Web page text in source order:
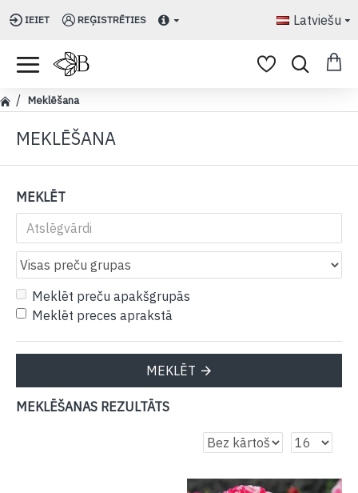
IEIET REĢISTRĒTIES Latviešu
Meklēšana
MEKLĒŠANA
MEKLĒT
Meklēt preču apakšgrupās
Meklēt preces aprakstā
MEKLĒT
MEKLĒŠANAS REZULTĀTS